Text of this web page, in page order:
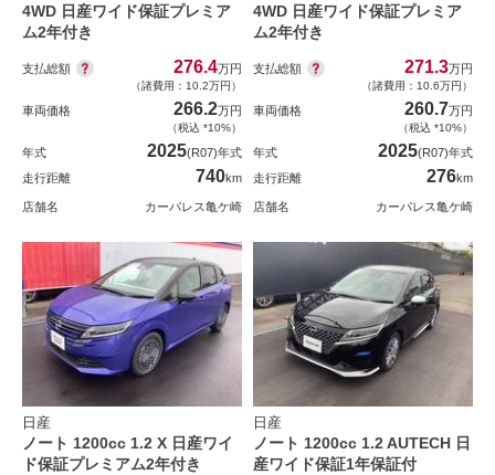
4WD 日産ワイド保証プレミア
ム2年付き
支払総額 276.4万円
（諸費用：10.2万円）
車両価格 266.2万円
（税込 *10%）
年式 2025(R07)年式
走行距離
740km
店舗名 カーパレス亀ケ崎
4WD 日産ワイド保証プレミア
ム2年付き
支払総額 271.3万円
（諸費用：10.6万円）
車両価格 260.7万円
（税込 *10%）
年式 2025(R07)年式
走行距離
276km
店舗名 カーパレス亀ケ崎
日産
ノート 1200cc 1.2 X 日産ワイ
ド保証プレミアム2年付き
日産
ノート 1200cc 1.2 AUTECH 日
産ワイド保証1年保証付